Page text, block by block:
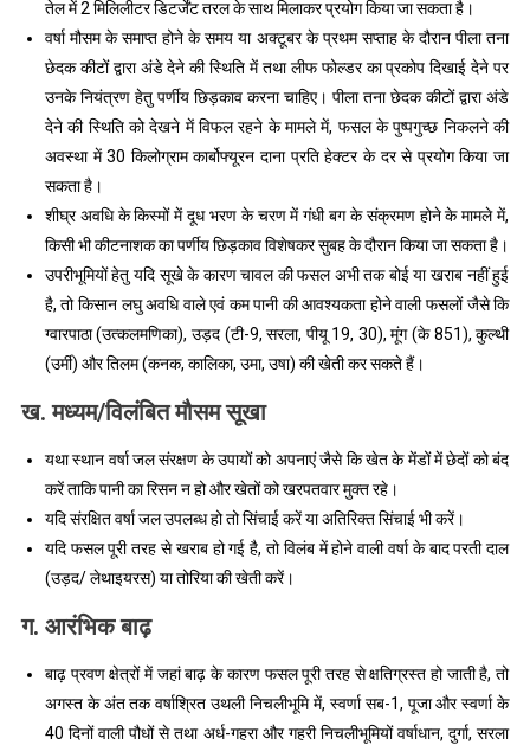
तेल में 2 मिलिलीटर डिटर्जेंट तरल के साथ मिलाकर प्रयोग किया जा सकता है।
वर्षा मौसम के समाप्त होने के समय या अक्टूबर के प्रथम सप्ताह के दौरान पीला तना
छेदक कीटों द्वारा अंडे देने की स्थिति में तथा लीफ फोल्डर का प्रकोप दिखाई देने पर
उनके नियंत्रण हेतु पर्णीय छिड़काव करना चाहिए। पीला तना छेदक कीटों द्वारा अंडे
देने की स्थिति को देखने में विफल रहने के मामले में, फसल के पुष्पगुच्छ निकलने की
अवस्था में 30 किलोग्राम कार्बोफ्यूरन दाना प्रति हेक्टर के दर से प्रयोग किया जा
सकता है।
शीघ्र अवधि के किस्मों में दूध भरण के चरण में गंधी बग के संक्रमण होने के मामले में,
किसी भी कीटनाशक का पर्णीय छिड़काव विशेषकर सुबह के दौरान किया जा सकता है।
उपरीभूमियों हेतु यदि सूखे के कारण चावल की फसल अभी तक बोई या खराब नहीं हुई
है, तो किसान लघु अवधि वाले एवं कम पानी की आवश्यकता होने वाली फसलों जैसे कि
ग्वारपाठा (उत्कलमणिका), उड़द (टी-9, सरला, पीयू 19, 30), मूंग (के 851), कुल्थी
(उर्मी) और तिलम (कनक, कालिका, उमा, उषा) की खेती कर सकते हैं।
ख. मध्यम/विलंबित मौसम सूखा
यथा स्थान वर्षा जल संरक्षण के उपायों को अपनाएं जैसे कि खेत के मेंडों में छेदों को बंद
करें ताकि पानी का रिसन न हो और खेतों को खरपतवार मुक्त रहे।
यदि संरक्षित वर्षा जल उपलब्ध हो तो सिंचाई करें या अतिरिक्त सिंचाई भी करें।
यदि फसल पूरी तरह से खराब हो गई है, तो विलंब में होने वाली वर्षा के बाद परती दाल
(उड़द/ लेथाइयरस) या तोरिया की खेती करें।
ग. आरंभिक बाढ़
बाढ़ प्रवण क्षेत्रों में जहां बाढ़ के कारण फसल पूरी तरह से क्षतिग्रस्त हो जाती है, तो
अगस्त के अंत तक वर्षाश्रित उथली निचलीभूमि में, स्वर्णा सब-1, पूजा और स्वर्णा के
40 दिनों वाली पौधों से तथा अर्ध-गहरा और गहरी निचलीभूमियों वर्षाधान, दुर्गा, सरला